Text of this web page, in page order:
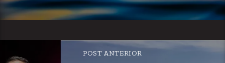
POST ANTERIOR